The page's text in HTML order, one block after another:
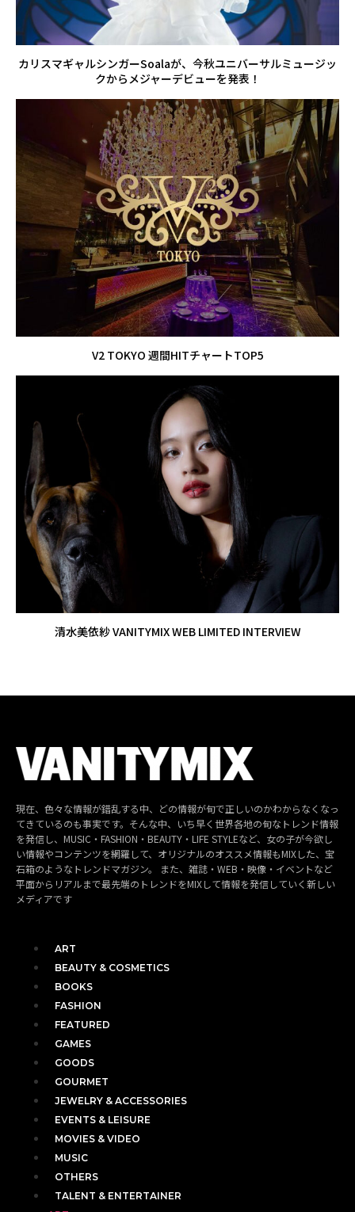
カリスマギャルシンガーSoalaが、今秋ユニバーサルミュージッ
クからメジャーデビューを発表！
V2 TOKYO 週間HITチャートTOP5
清水美依紗 VANITYMIX WEB LIMITED INTERVIEW
現在、色々な情報が錯乱する中、どの情報が旬で正しいのかわからなくなっ
てきているのも事実です。そんな中、いち早く世界各地の旬なトレンド情報
を発信し、MUSIC・FASHION・BEAUTY・LIFE STYLEなど、女の子が今欲し
い情報やコンテンツを網羅して、オリジナルのオススメ情報もMIXした、宝
石箱のようなトレンドマガジン。 また、雑誌・WEB・映像・イベントなど
平面からリアルまで最先端のトレンドをMIXして情報を発信していく新しい
メディアです
ART
BEAUTY & COSMETICS
BOOKS
FASHION
FEATURED
GAMES
GOODS
GOURMET
JEWELRY & ACCESSORIES
EVENTS & LEISURE
MOVIES & VIDEO
MUSIC
OTHERS
TALENT & ENTERTAINER